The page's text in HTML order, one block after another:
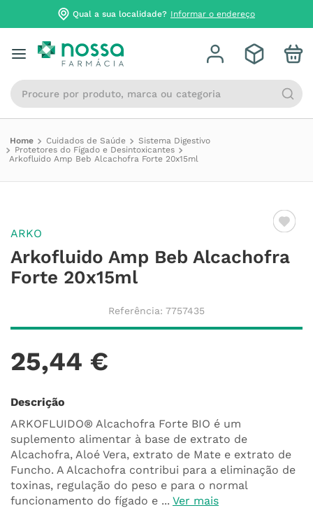
Qual a sua localidade? Informar o endereço
Procure por produto, marca ou categoria
Cuidados de Saúde
Sistema Digestivo
Protetores do Fígado e Desintoxicantes
Arkofluido Amp Beb Alcachofra Forte 20x15ml
ARKO
Arkofluido Amp Beb Alcachofra
Forte 20x15ml
Referência: 7757435
25,44 €
Descrição
ARKOFLUIDO® Alcachofra Forte BIO é um
suplemento alimentar à base de extrato de
Alcachofra, Aloé Vera, extrato de Mate e extrato de
Funcho. A Alcachofra contribui para a eliminação de
toxinas, regulação do peso e para o normal
funcionamento do fígado e ... Ver mais